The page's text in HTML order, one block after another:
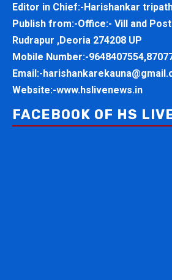
Editor in Chief:-Harishankar
Publish from:-Office:- Vill and
Rudrapur ,Deoria 274208 UP
Mobile Number:-
Email:-
Website:-www.hslivenews.in
FACEBOOK OF HS